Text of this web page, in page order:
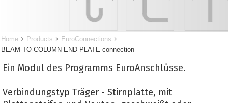
Home Products
EuroConnections
BEAM-TO-COLUMN END PLATE connection
Ein Modul des Programms EuroAnschlüsse.
Verbindungstyp Träger - Stirnplatte, mit